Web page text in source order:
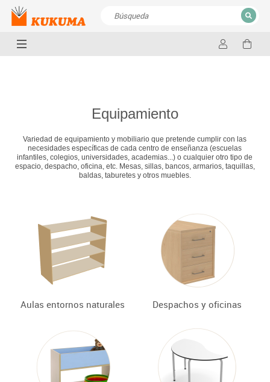
CERRAR
Equipamiento
Variedad de equipamiento y mobiliario que pretende cumplir con las
necesidades específicas de cada centro de enseñanza (escuelas
infantiles, colegios, universidades, academias...) o cualquier otro tipo de
espacio, despacho, oficina, etc. Mesas, sillas, bancos, armarios, taquillas,
baldas, taburetes y otros muebles.
Aulas entornos naturales Despachos y oficinas